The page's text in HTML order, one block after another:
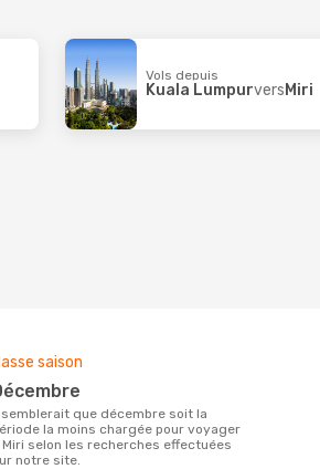
Vols depuis
Kuala LumpurversMiri
saison
décembre
la moins chargée pour voyager
Miri selon les recherches effectuées
notre site.